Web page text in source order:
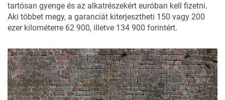
tartósan gyenge és az alkatrészekért euróban kell fizetni.
Aki többet megy, a garanciát kiterjesztheti 150 vagy 200
ezer kilométerre 62 900, illetve 134 900 forintért.